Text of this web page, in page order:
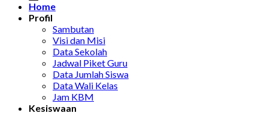
Home
Profil
Sambutan
Visi dan Misi
Data Sekolah
Jadwal Piket Guru
Data Jumlah Siswa
Data Wali Kelas
Jam KBM
Kesiswaan